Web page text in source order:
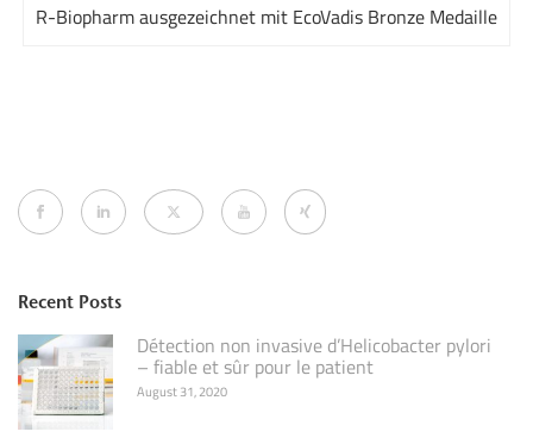
R-Biopharm ausgezeichnet mit EcoVadis Bronze Medaille
Recent Posts
Détection non invasive d’Helicobacter pylori
– fiable et sûr pour le patient
August 31, 2020